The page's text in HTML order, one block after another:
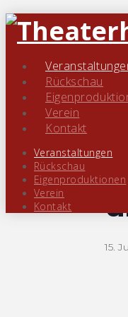
Rückschau
Verein
Kontakt
Veranstaltungen
Rückschau
Eigenproduktionen
Verein
Kontakt
15.